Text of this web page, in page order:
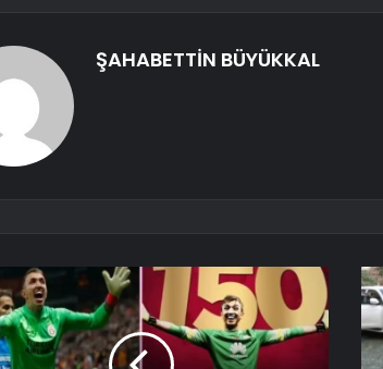
ŞAHABETTİN BÜYÜKKAL